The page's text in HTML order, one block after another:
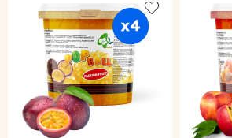
Add to wishlist